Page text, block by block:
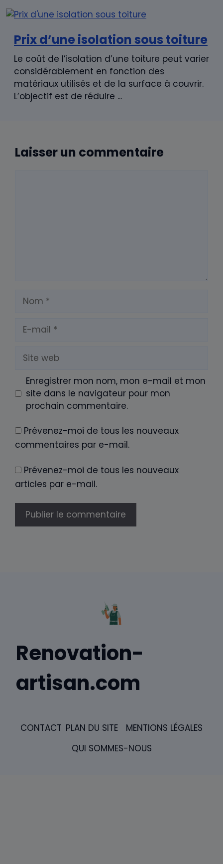
Prix d’une isolation sous toiture
Le coût de l’isolation d’une toiture peut varier
considérablement en fonction des
matériaux utilisés et de la surface à couvrir.
L’objectif est de réduire ...
Laisser un commentaire
Nom
mail
Site
web
Enregistrer mon nom, mon e-mail et mon
site dans le navigateur pour mon
prochain commentaire.
Prévenez-moi de tous les nouveaux
commentaires par e-mail.
Prévenez-moi de tous les nouveaux
articles par e-mail.
Renovation-
artisan.com
CONTACT PLAN DU SITE
MENTIONS LÉGALES
QUI SOMMES-NOUS